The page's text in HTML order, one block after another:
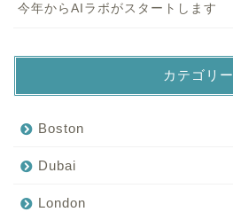
今年からAIラボがスタートします
カテゴリー
Boston
Dubai
London